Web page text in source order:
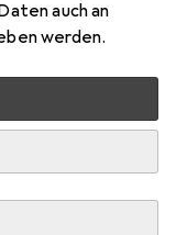
auch an
werden.
Calima